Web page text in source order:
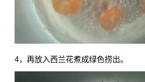
4，再放入西兰花煮成绿色捞出。